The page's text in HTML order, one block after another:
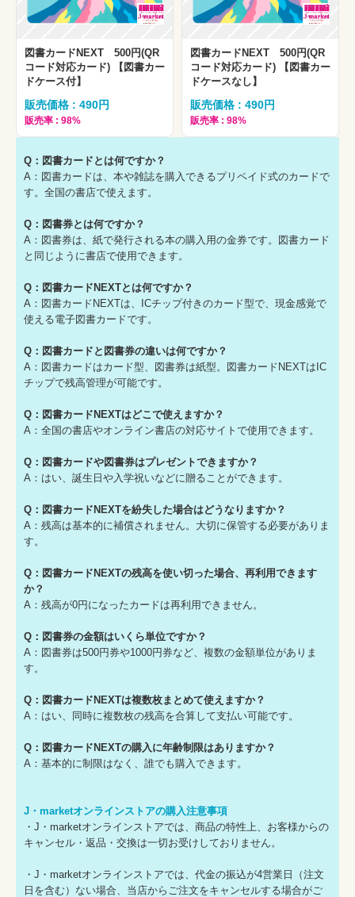
図書カードNEXT 500円(QR
コード対応カード) 【図書カー
ドケース付】
販売価格 : 490円
販売率 : 98%
図書カードNEXT 500円(QR
コード対応カード) 【図書カー
ドケースなし】
販売価格 : 490円
販売率 : 98%
Q：図書カードとは何ですか？
A：図書カードは、本や雑誌を購入できるプリペイド式のカードで
す。全国の書店で使えます。
Q：図書券とは何ですか？
A：図書券は、紙で発行される本の購入用の金券です。図書カード
と同じように書店で使用できます。
Q：図書カードNEXTとは何ですか？
A：図書カードNEXTは、ICチップ付きのカード型で、現金感覚で
使える電子図書カードです。
Q：図書カードと図書券の違いは何ですか？
A：図書カードはカード型、図書券は紙型。図書カードNEXTはIC
チップで残高管理が可能です。
Q：図書カードNEXTはどこで使えますか？
A：全国の書店やオンライン書店の対応サイトで使用できます。
Q：図書カードや図書券はプレゼントできますか？
A：はい、誕生日や入学祝いなどに贈ることができます。
Q：図書カードNEXTを紛失した場合はどうなりますか？
A：残高は基本的に補償されません。大切に保管する必要がありま
す。
Q：図書カードNEXTの残高を使い切った場合、再利用できます
か？
A：残高が0円になったカードは再利用できません。
Q：図書券の金額はいくら単位ですか？
A：図書券は500円券や1000円券など、複数の金額単位がありま
す。
Q：図書カードNEXTは複数枚まとめて使えますか？
A：はい、同時に複数枚の残高を合算して支払い可能です。
Q：図書カードNEXTの購入に年齢制限はありますか？
A：基本的に制限はなく、誰でも購入できます。
J・marketオンラインストアの購入注意事項
・J・marketオンラインストアでは、商品の特性上、お客様からの
キャンセル・返品・交換は一切お受けしておりません。
・J・marketオンラインストアでは、代金の振込が4営業日（注文
日を含む）ない場合、当店からご注文をキャンセルする場合がご